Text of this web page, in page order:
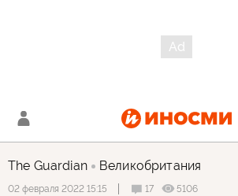
The Guardian Великобритания
02 февраля 2022 15:15 17
5106